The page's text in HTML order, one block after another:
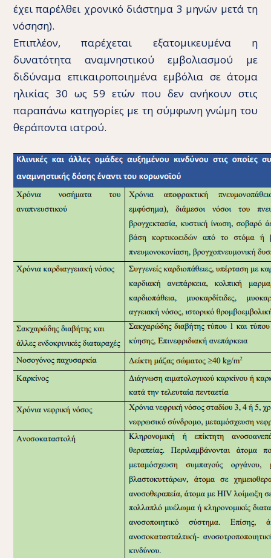
έχει παρέλθει χρονικό διάστημα 3 μηνών μετά τη
νόσηση).
Επιπλέον, παρέχεται εξατομικευμένα η
δυνατότητα αναμνηστικού εμβολιασμού με
διδύναμα επικαιροποιημένα εμβόλια σε άτομα
ηλικίας 30 ως 59 ετών που δεν ανήκουν στις
παραπάνω κατηγορίες με τη σύμφωνη γνώμη του
θεράποντα ιατρού.